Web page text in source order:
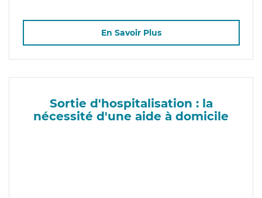
En Savoir Plus
Sortie d'hospitalisation : la
nécessité d'une aide à domicile